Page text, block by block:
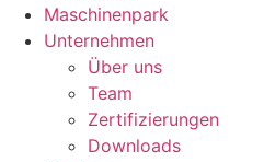
Maschinenpark
Unternehmen
Über uns
Team
Zertifizierungen
Downloads